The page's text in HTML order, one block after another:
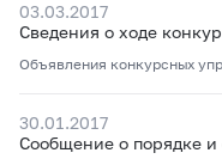
03.03.2017
Сведения о ходе
Объявления конкурсных
30.01.2017
Сообщение о порядке и